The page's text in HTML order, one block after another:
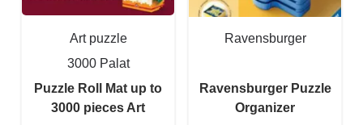
Art puzzle
3000 Palat
Puzzle Roll Mat up to
3000 pieces Art
Ravensburger
Ravensburger Puzzle
Organizer